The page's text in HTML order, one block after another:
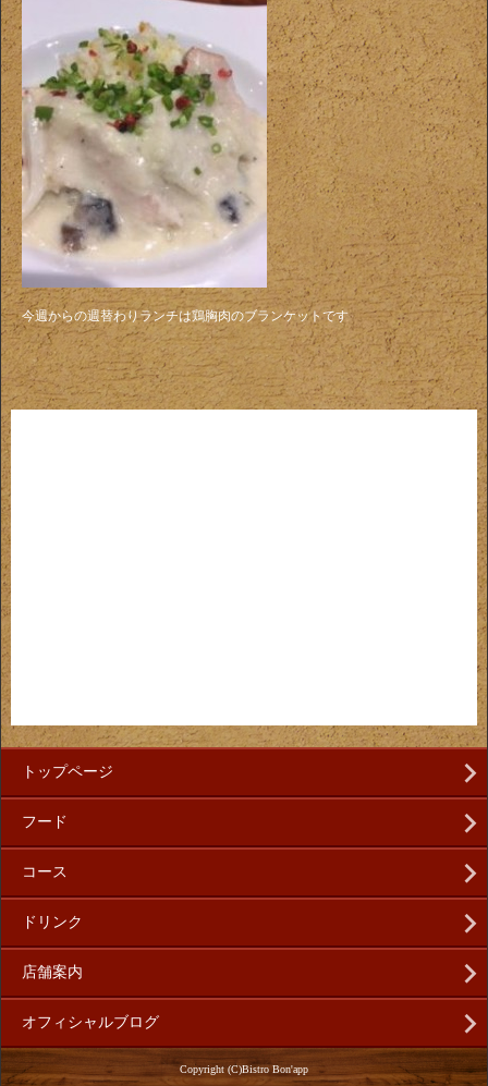
今週からの週替わりランチは鶏胸肉のブランケットです
トップページ
フード
コース
ドリンク
店舗案内
オフィシャルブログ
Copyright (C)Bistro Bon'app